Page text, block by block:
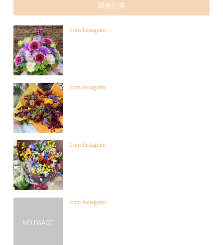
関連記事
from Instagram
from Instagram
from Instagram
from Instagram